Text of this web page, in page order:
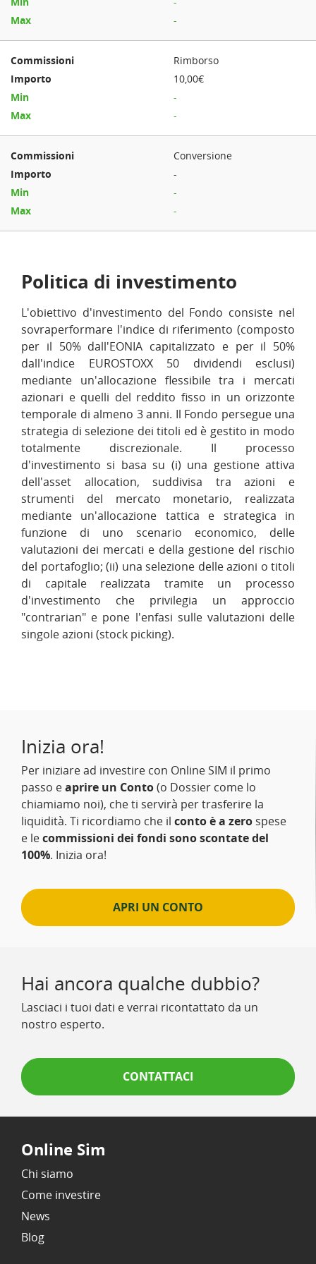
-
Rimborso
10,00€
-
-
Conversione
-
-
-
Politica di investimento
L'obiettivo d'investimento del Fondo consiste nel
sovraperformare l'indice di riferimento (composto
per il 50% dall'EONIA capitalizzato e per il 50%
dall'indice EUROSTOXX 50 dividendi esclusi)
mediante un'allocazione flessibile tra i mercati
azionari e quelli del reddito fisso in un orizzonte
temporale di almeno 3 anni. Il Fondo persegue una
strategia di selezione dei titoli ed è gestito in modo
totalmente discrezionale. Il processo
d'investimento si basa su (i) una gestione attiva
dell'asset allocation, suddivisa tra azioni e
strumenti del mercato monetario, realizzata
mediante un'allocazione tattica e strategica in
funzione di uno scenario economico, delle
valutazioni dei mercati e della gestione del rischio
del portafoglio; (ii) una selezione delle azioni o titoli
di capitale realizzata tramite un processo
d'investimento che privilegia un approccio
"contrarian" e pone l'enfasi sulle valutazioni delle
singole azioni (stock picking).
Inizia ora!
Per iniziare ad investire con Online SIM il primo
passo eaprire un Conto(o Dossier come lo
chiamiamo noi), che ti servirà per trasferire la
liquidità. Ti ricordiamo che il conto è a zero spese
e lecommissioni dei fondi sono scontate del
100%. Inizia ora!
APRI UN CONTO
Hai ancora qualche dubbio?
Lasciaci i tuoi dati e verrai ricontattato da un
nostro esperto.
CONTATTACI
Online Sim
Chi siamo
Come investire
News
Blog